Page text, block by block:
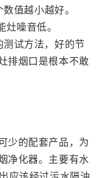
值越小越好。
噪音低。
试方法，好的节
排烟口是根本不敢
少的配套产品，为
净化器。主要有水